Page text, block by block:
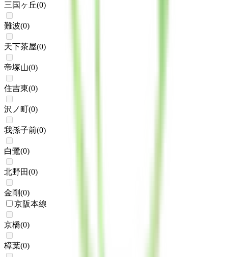
三国ヶ丘(0)
難波(0)
天下茶屋(0)
帝塚山(0)
住吉東(0)
沢ノ町(0)
我孫子前(0)
白鷺(0)
北野田(0)
金剛(0)
京阪本線
京橋(0)
樟葉(0)